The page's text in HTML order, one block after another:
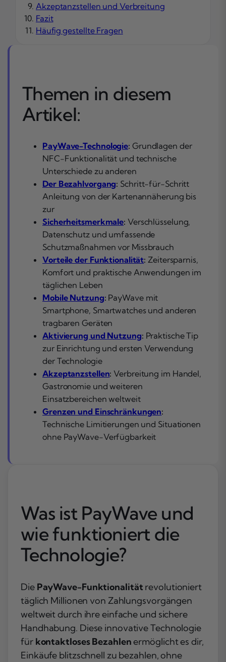
Akzeptanzstellen und Verbreitung
Fazit
Häufig gestellte Fragen
Themen in diesem
Artikel:
PayWave-Technologie: Grundlagen der
NFC-Funktionalität und technische
Unterschiede zu anderen
Der Bezahlvorgang: Schritt-für-Schritt
Anleitung von der Kartenannäherung bis
zur
Sicherheitsmerkmale: Verschlüsselung,
Datenschutz und umfassende
Schutzmaßnahmen vor Missbrauch
Vorteile der Funktionalität: Zeitersparnis,
Komfort und praktische Anwendungen im
täglichen Leben
Mobile Nutzung: PayWave mit
Smartphone, Smartwatches und anderen
tragbaren Geräten
Aktivierung und Nutzung: Praktische Tip
zur Einrichtung und ersten Verwendung
der Technologie
Akzeptanzstellen: Verbreitung im Handel,
Gastronomie und weiteren
Einsatzbereichen weltweit
Grenzen und Einschränkungen:
Technische Limitierungen und Situationen
ohne PayWave-Verfügbarkeit
Was ist PayWave und
wie funktioniert die
Technologie?
Die PayWave-Funktionalität revolutioniert
täglich Millionen von Zahlungsvorgängen
weltweit durch ihre einfache und sichere
Handhabung. Diese innovative Technologie
für kontaktloses Bezahlenermöglicht es dir,
Einkäufe blitzschnell zu bezahlen, ohne